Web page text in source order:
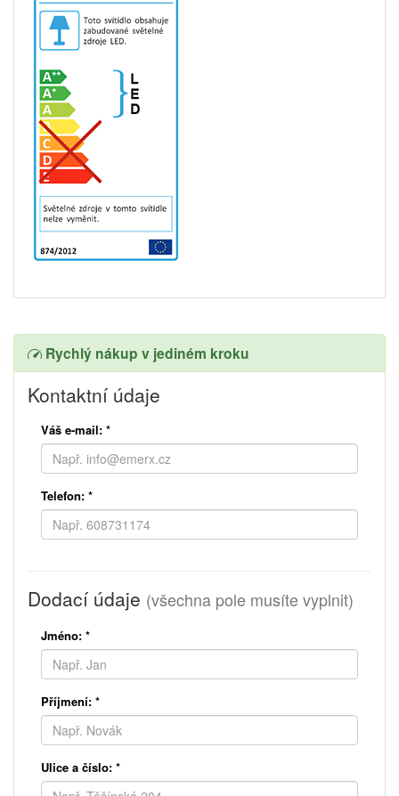
Rychlý nákup v jediném kroku
Kontaktní údaje
Váš e-mail: *
Telefon: *
Dodací údaje (všechna pole musíte vyplnit)
Jméno: *
Příjmení: *
Ulice a číslo: *